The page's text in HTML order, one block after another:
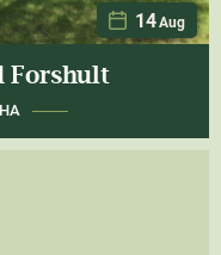
14 Aug
Forshult